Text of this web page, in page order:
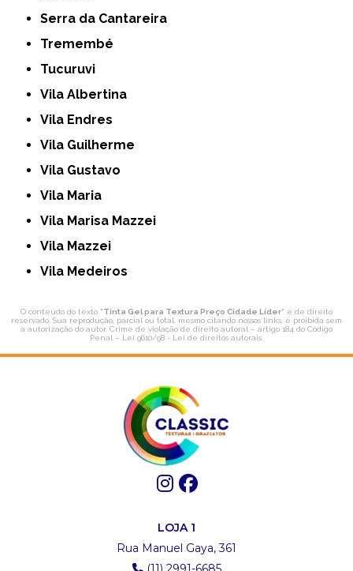
Serra da Cantareira
Tremembé
Tucuruvi
Vila Albertina
Vila Endres
Vila Guilherme
Vila Gustavo
Vila Maria
Vila Marisa Mazzei
Vila Mazzei
Vila Medeiros
O conteúdo do texto "Tinta Gel para Textura Preço Cidade Líder" é de direito
reservado. Sua reprodução, parcial ou total, mesmo citando nossos links, é proibida sem
a autorização do autor. Crime de violação de direito autoral – artigo 184 do Código
Penal – Lei 9610/98 - Lei de direitos autorais
LOJA 1
Rua Manuel Gaya, 361